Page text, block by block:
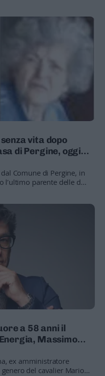
sono Roma, Milano,
Bologna, Trento e Pavia
vita dopo
di Pergine, oggi
Comune di Pergine, in
parente delle due
a 58 anni il
Massimo
ex amministratore
del cavalier Mario),